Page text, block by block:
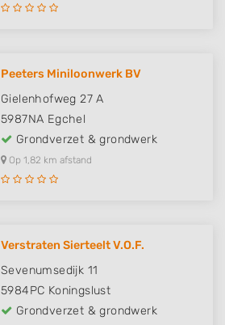
Peeters Miniloonwerk BV
Gielenhofweg 27 A
5987NA Egchel
Grondverzet & grondwerk
Op 1,82 km afstand
Verstraten Sierteelt V.O.F.
Sevenumsedijk 11
5984PC Koningslust
Grondverzet & grondwerk